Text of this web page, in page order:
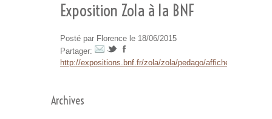
Exposition Zola à la BNF
Posté par Florence le 18/06/2015
Partager:
http://expositions.bnf.fr/zola/zola/pedago/affiches/
Archives